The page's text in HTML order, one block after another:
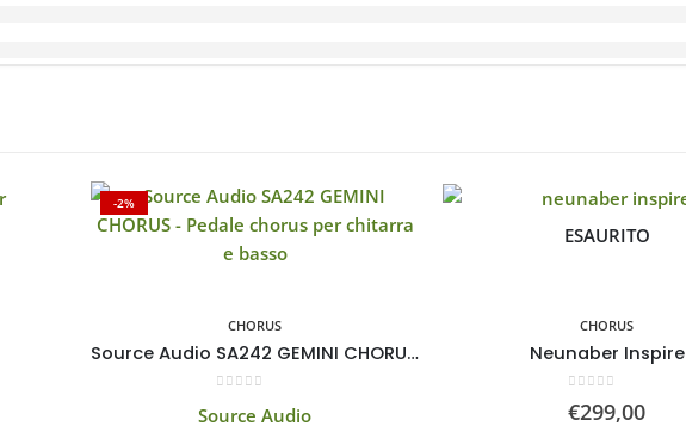
-2%
CHORUS
Source Audio SA242 GEMINI CHORUS – Pedale chorus per chitarra e basso
Source Audio
ESAURITO
CHORUS
Neunaber Inspire
€299,00